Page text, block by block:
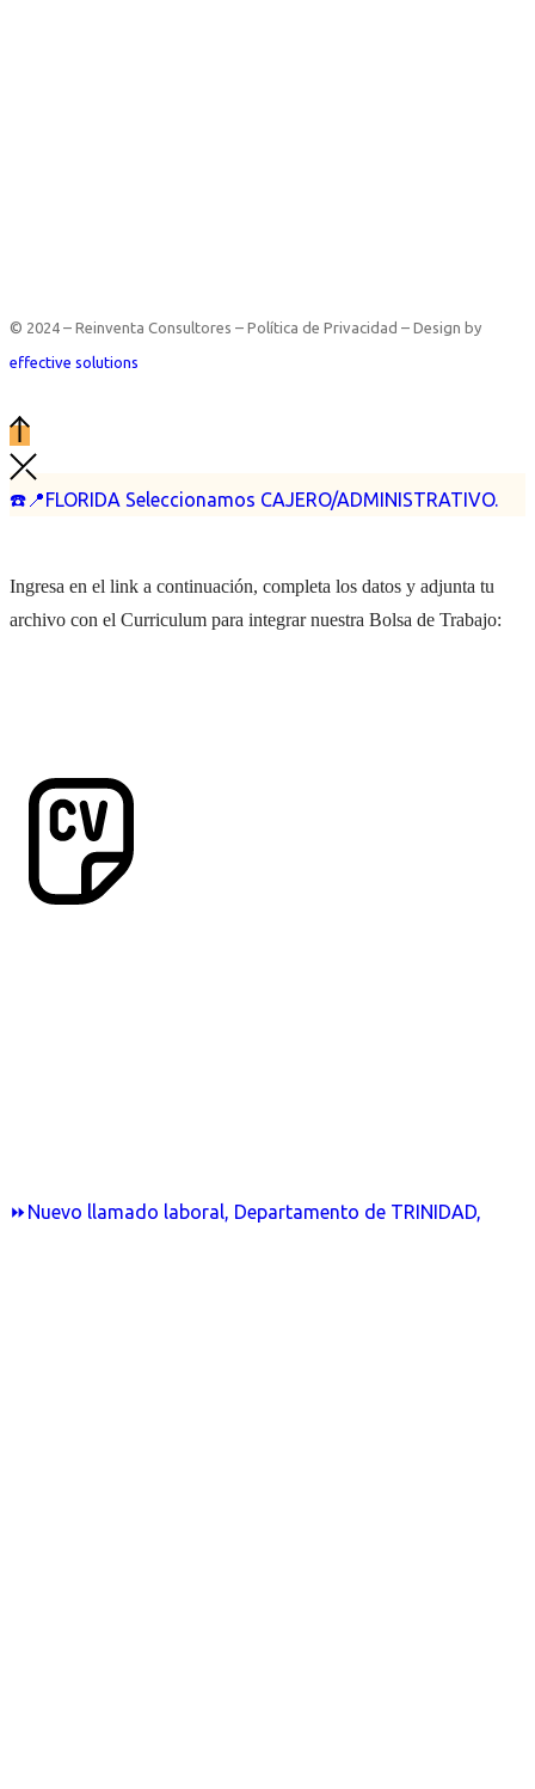
☎️📍FLORIDA Seleccionamos CAJERO/ADMINISTRATIVO.
⏩Nuevo llamado laboral, Departamento de TRINIDAD,
© 2024 – Reinventa Consultores – Política de Privacidad – Design by
effective solutions
Ingresa en el link a continuación, completa los datos y adjunta tu
archivo con el Curriculum para integrar nuestra Bolsa de Trabajo: